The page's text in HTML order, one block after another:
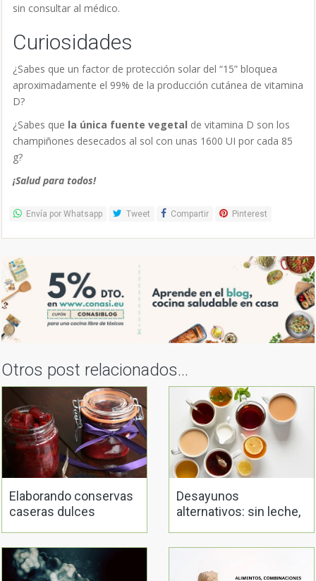
sin consultar al médico.
Curiosidades
¿Sabes que un factor de protección solar del “15” bloquea
aproximadamente el 99% de la producción cutánea de vitamina
D?
¿Sabes que la única fuente vegetal de vitamina D son los
champiñones desecados al sol con unas 1600 UI por cada 85
g?
¡Salud para todos!
Envía por Whatsapp Tweet Compartir Pinterest
Otros post relacionados...
Elaborando conservas
caseras dulces
Desayunos
alternativos: sin leche,